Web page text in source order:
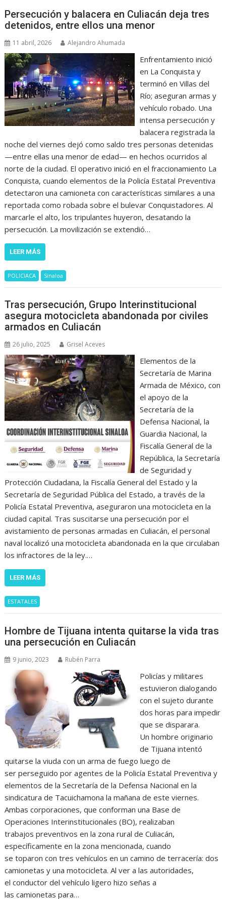
Persecución y balacera en Culiacán deja tres
detenidos, entre ellos una menor
11 abril, 2026 Alejandro Ahumada
Enfrentamiento inició
en La Conquista y
terminó en Villas del
Río; aseguran armas y
vehículo robado. Una
intensa persecución y
balacera registrada la
noche del viernes dejó como saldo tres personas detenidas
—entre ellas una menor de edad— en hechos ocurridos al
norte de la ciudad. El operativo inició en el fraccionamiento La
Conquista, cuando elementos de la Policía Estatal Preventiva
detectaron una camioneta con características similares a una
reportada como robada sobre el bulevar Conquistadores. Al
marcarle el alto, los tripulantes huyeron, desatando la
persecución. La movilización se extendió…
LEER MÁS
POLICIACA Sinaloa
Tras persecución, Grupo Interinstitucional
asegura motocicleta abandonada por civiles
armados en Culiacán
26 julio, 2025 Grisel Aceves
Elementos de la
Secretaría de Marina
Armada de México, con
el apoyo de la
Secretaría de la
Defensa Nacional, la
Guardia Nacional, la
Fiscalía General de la
República, la Secretaría
de Seguridad y
Protección Ciudadana, la Fiscalía General del Estado y la
Secretaría de Seguridad Pública del Estado, a través de la
Policía Estatal Preventiva, aseguraron una motocicleta en la
ciudad capital. Tras suscitarse una persecución por el
avistamiento de personas armadas en Culiacán, el personal
naval localizó una motocicleta abandonada en la que circulaban
los infractores de la ley.…
LEER MÁS
ESTATALES
Hombre de Tijuana intenta quitarse la vida tras
una persecución en Culiacán
9 junio, 2023 Rubén Parra
Policías y militares
estuvieron dialogando
con el sujeto durante
dos horas para impedir
que se disparara.
Un hombre originario
de Tijuana intentó
quitarse la viuda con un arma de fuego luego de
ser perseguido por agentes de la Policía Estatal Preventiva y
elementos de la Secretaría de la Defensa Nacional en la
sindicatura de Tacuichamona la mañana de este viernes.
Ambas corporaciones, que conforman una Base de
Operaciones Interinstitucionales (BO), realizaban
trabajos preventivos en la zona rural de Culiacán,
específicamente en la zona mencionada, cuando
se toparon con tres vehículos en un camino de terracería: dos
camionetas y una motocicleta. Al ver a las autoridades,
el conductor del vehículo ligero hizo señas a
las camionetas para…